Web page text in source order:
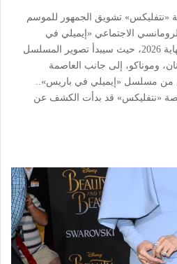
«نتفليكس» تشويق الجمهور للموسم
الاجتماعي «إيميلي في
باريس»، والمتوقع عرضه قبل نهاية 2026، حيث سيبدأ تصوير المسلسل
وموناكو، إلى جانب العاصمة
من مسلسل «إيميلي في باريس»..
«نتفليكس» قد بدأت الكشف عن